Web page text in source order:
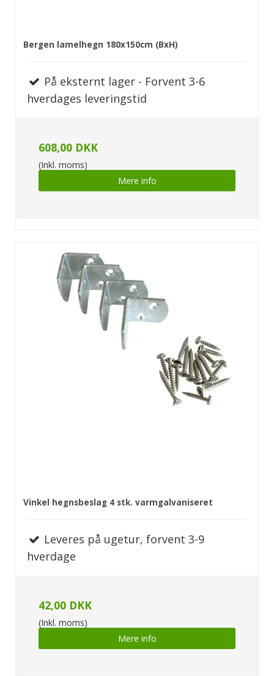
Bergen lamelhegn 180x150cm (BxH)
På eksternt lager - Forvent 3-6
hverdages leveringstid
608,00 DKK
(Inkl. moms)
Mere info
Vinkel hegnsbeslag 4 stk. varmgalvaniseret
Leveres på ugetur, forvent 3-9
hverdage
42,00 DKK
(Inkl. moms)
Mere info